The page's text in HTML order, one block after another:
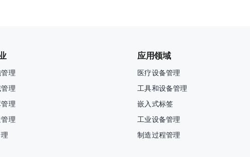
理
理
理
理
应用领域
医疗设备管理
工具和设备管理
嵌入式标签
工业设备管理
制造过程管理